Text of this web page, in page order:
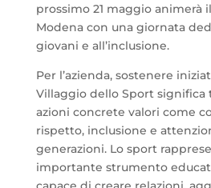
prossimo 21 maggio animerà
Modena con una giornata
giovani e all’inclusione.
Per l’azienda, sostenere
Villaggio dello Sport significa
azioni concrete valori come
rispetto, inclusione e
generazioni. Lo sport
importante strumento